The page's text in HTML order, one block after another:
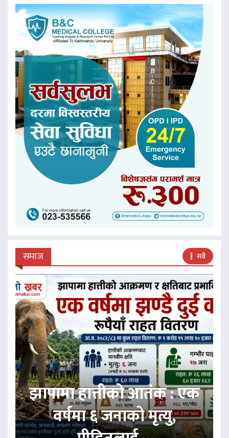
समाज सबै
झापामा हात्तीको आतंक : एक
वर्षमा ६ जनाको मृत्यु,